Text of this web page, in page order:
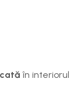
în interiorul